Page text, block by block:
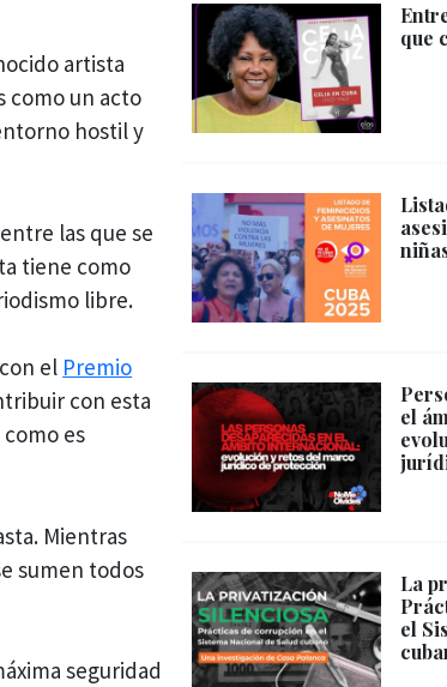
artista
como un acto
hostil y
las que se
tiene como
libre.
el Premio
con esta
es
Mientras
sumen todos
seguridad
que
el
La
el